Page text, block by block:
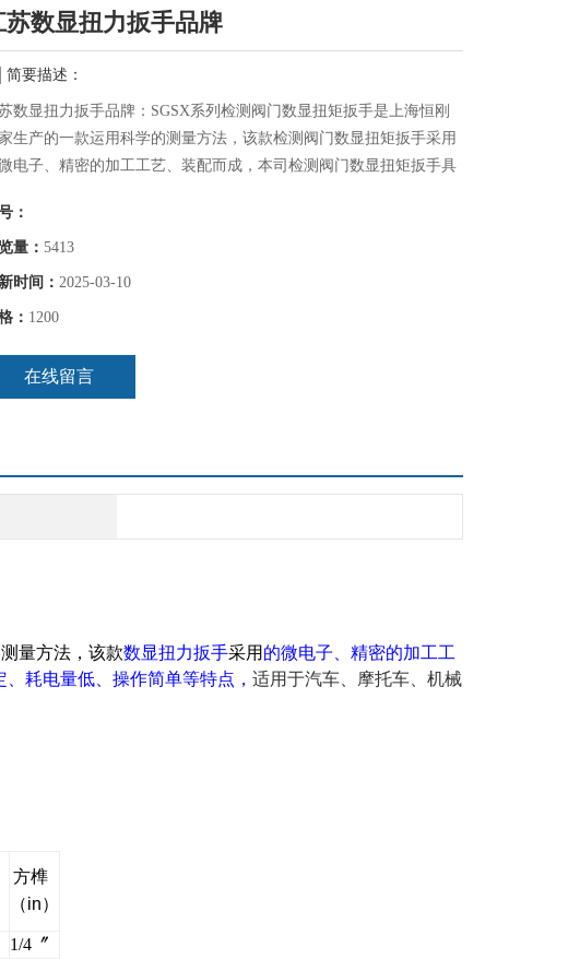
苏数显扭力扳手品牌
简要描述：
数显扭力扳手品牌：SGSX系列检测阀门数显扭矩扳手是上海恒刚
生产的一款运用科学的测量方法，该款检测阀门数显扭矩扳手采用
电子、精密的加工工艺、装配而成，本司检测阀门数显扭矩扳手具
摩托车、机械制造等行业的螺栓紧固检测及控制，是和国产品质量
具。
：
量： 5413
时间： 2025-03-10
： 1200
在线留言
量方法，该款数显扭力扳手采用 的微电子、精密的加工工
耗电量低、操作简单等特点， 适用于汽车、摩托车、机械
方榫
（in）
1/4〞